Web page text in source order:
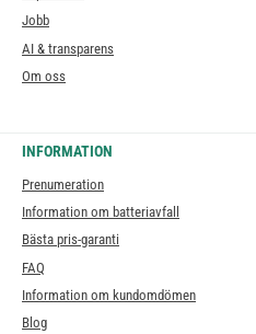
Jobb
AI & transparens
Om oss
INFORMATION
Prenumeration
Information om batteriavfall
Bästa pris-garanti
FAQ
Information om kundomdömen
Blog